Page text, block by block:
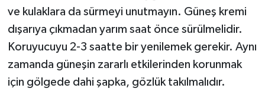
ve kulaklara da sürmeyi unutmayın. Güneş kremi
dışarıya çıkmadan yarım saat önce sürülmelidir.
Koruyucuyu 2-3 saatte bir yenilemek gerekir. Aynı
zamanda güneşin zararlı etkilerinden korunmak
için gölgede dahi şapka, gözlük takılmalıdır.